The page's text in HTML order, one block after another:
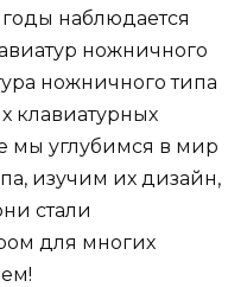
наблюдается
ножничного
ножничного типа
клавиатурных
мы углубимся в мир
изучим их дизайн,
стали
для многих